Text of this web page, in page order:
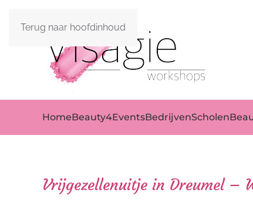
Terug naar hoofdinhoud
HomeBeauty4EventsBedrijvenScholen
Vrijgezellenuitje in Dreumel –